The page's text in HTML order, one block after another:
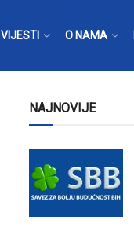
VIJESTI O NAMA
NAJNOVIJE